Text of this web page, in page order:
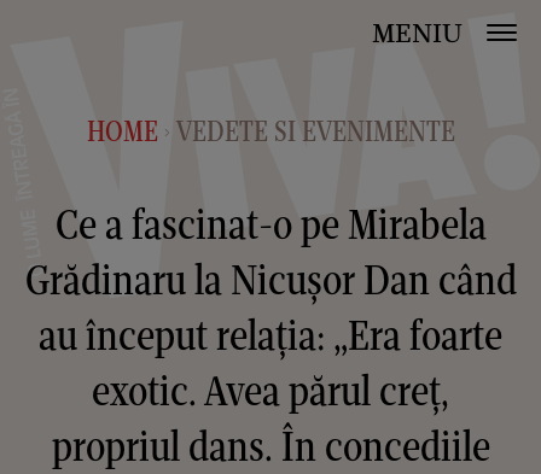
MENIU
HOME > VEDETE SI EVENIMENTE
Ce a fascinat-o pe Mirabela
Grădinaru la Nicușor Dan când
au început relația: „Era foarte
exotic. Avea părul creț,
propriul dans. În concediile